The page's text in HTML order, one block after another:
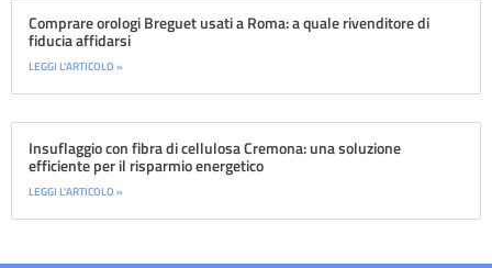
Comprare orologi Breguet usati a Roma: a quale rivenditore di
fiducia affidarsi
LEGGI L'ARTICOLO »
Insuflaggio con fibra di cellulosa Cremona: una soluzione
efficiente per il risparmio energetico
LEGGI L'ARTICOLO »